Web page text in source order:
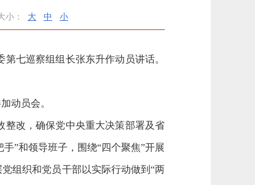
小： 大 中 小
七巡察组组长张东升作动员讲话。
动员会。
整改，确保党中央重大决策部署及省
”和领导班子，围绕“四个聚焦”开展
组织和党员干部以实际行动做到“两